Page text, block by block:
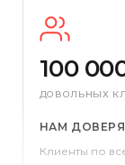
100
ДОВОЛЬНЫХ
НАМ
Клиенты по